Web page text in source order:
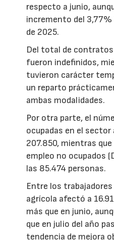
respecto a junio,
incremento del
de 2025.
Del total de
fueron indefinidos,
tuvieron carácter
un reparto
ambas modalidades.
Por otra parte, el
ocupadas en el
207.850, mientras
empleo no ocupados
las 85.474 personas.
Entre los
agrícola afectó a
más que en junio,
que en julio del año
tendencia de mejora